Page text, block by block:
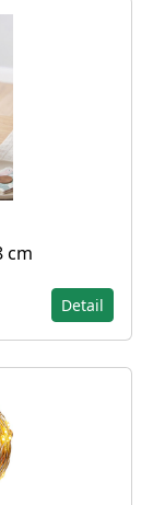
cm
Detail